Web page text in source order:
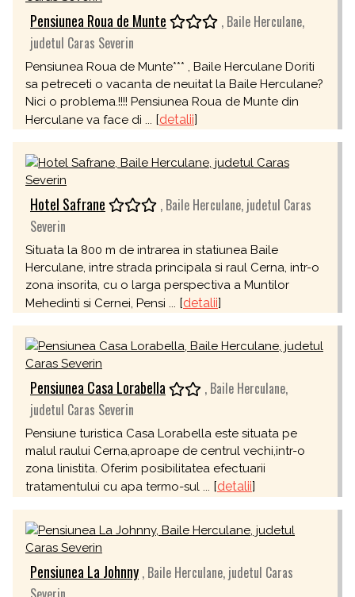
Pensiunea Roua de Munte
, Baile Herculane,
judetul Caras Severin
Pensiunea Roua de Munte*** , Baile Herculane Doriti
sa petreceti o vacanta de neuitat la Baile Herculane?
Nici o problema.!!!! Pensiunea Roua de Munte din
Herculane va face di ... [detalii]
Hotel Safrane
, Baile Herculane, judetul Caras
Severin
Situata la 800 m de intrarea in statiunea Baile
Herculane, intre strada principala si raul Cerna, intr-o
zona insorita, cu o larga perspectiva a Muntilor
Mehedinti si Cernei, Pensi ... [detalii]
Pensiunea Casa Lorabella
, Baile Herculane,
judetul Caras Severin
Pensiune turistica Casa Lorabella este situata pe
malul raului Cerna,aproape de centrul vechi,intr-o
zona linistita. Oferim posibilitatea efectuarii
tratamentului cu apa termo-sul ... [detalii]
Pensiunea La Johnny , Baile Herculane, judetul Caras